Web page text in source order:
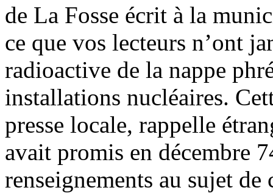
de La Fosse écrit à la
ce que vos lecteurs n’ont
radioactive de la nappe
installations nucléaires.
presse locale, rappelle
avait promis en décembre
renseignements au sujet